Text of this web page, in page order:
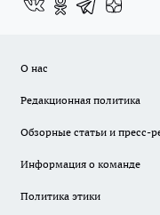
О нас
Редакционная политика
Обзорные статьи и пресс-
Информация о команде
Политика этики